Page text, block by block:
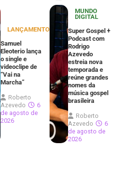
LANÇAMENTOS
Samuel
Eleoterio lança
o single e
videoclipe de
“Vai na
Marcha”
Roberto
Azevedo
6
de agosto de
2026
MUNDO
DIGITAL
Super Gospel +
Podcast com
Rodrigo
Azevedo
estreia nova
temporada e
reúne grandes
nomes da
música gospel
brasileira
Roberto
Azevedo
6
de agosto de
2026